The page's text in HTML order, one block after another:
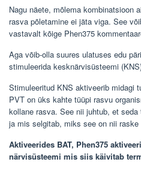
Nagu näete, mõlema kombinatsioon
rasva põletamine ei jäta viga. See
vastavalt kõige Phen375
Aga võib-olla suures ulatuses edu
stimuleerida kesknärvisüsteemi
Stimuleeritud KNS aktiveerib midagi
PVT on üks kahte tüüpi rasvu
kollane rasva. See nii juhtub, et
ja mis selgitab, miks see on nii
Aktiveerides BAT, Phen375
närvisüsteemi mis siis käivitab